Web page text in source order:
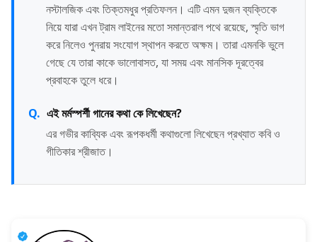
নস্টালজিক এবং তিক্তমধুর প্রতিফলন। এটি এমন দুজন ব্যক্তিকে
নিয়ে যারা এখন ট্রাম লাইনের মতো সমান্তরাল পথে রয়েছে, স্মৃতি ভাগ
করে নিলেও পুনরায় সংযোগ স্থাপন করতে অক্ষম। তারা এমনকি ভুলে
গেছে যে তারা কাকে ভালোবাসত, যা সময় এবং মানসিক দূরত্বের
প্রবাহকে তুলে ধরে।
এই মর্মস্পর্শী গানের কথা কে লিখেছেন?
এর গভীর কাব্যিক এবং রূপকধর্মী কথাগুলো লিখেছেন প্রখ্যাত কবি ও
গীতিকার শ্রীজাত।